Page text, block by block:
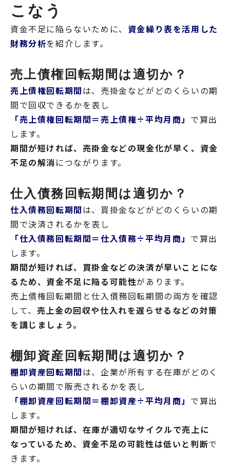
こなう
資金不足に陥らないために、 資金繰り表を活用した
財務分析を紹介します。
売上債権回転期間は適切か？
売上債権回転期間は、売掛金などがどのくらいの期
間で回収できるかを表し
「売上債権回転期間＝売上債権÷平均月商」 で算出
します。
期間が短ければ、売掛金などの現金化が早く、資金
不足の解消につながります。
仕入債務回転期間は適切か？
仕入債務回転期間は、買掛金などがどのくらいの期
間で決済されるかを表し
「仕入債務回転期間＝仕入債務÷平均月商」 で算出
します。
期間が短ければ、買掛金などの決済が早いことにな
るため、資金不足に陥る可能性があります。
売上債権回転期間と仕入債務回転期間の両方を確認
して、 売上金の回収や仕入れを遅らせるなどの対策
を講じましょう。
棚卸資産回転期間は適切か？
棚卸資産回転期間は、企業が所有する在庫がどのく
らいの期間で販売されるかを表し
「棚卸資産回転期間＝棚卸資産÷平均月商」 で算出
します。
期間が短ければ、在庫が適切なサイクルで売上に
なっているため、資金不足の可能性は低いと判断で
きます。